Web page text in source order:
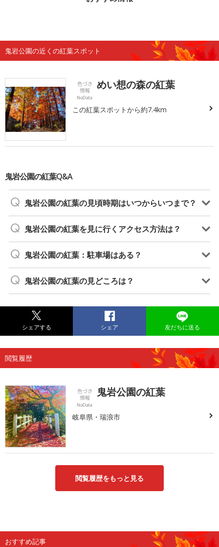
鬼岩公園の近くの紅葉スポット
めい想の森の紅葉
この紅葉スポットから約7.4km
鬼岩公園の紅葉Q&A
鬼岩公園の紅葉の見頃時期はいつからいつまで？
鬼岩公園の紅葉を見に行くアクセス方法は？
鬼岩公園の紅葉：駐車場はある？
鬼岩公園の紅葉の見どころは？
シェアする シェア 友だちに送る
閲覧履歴
鬼岩公園の紅葉
岐阜県・瑞浪市
閲覧履歴をもっと見る
おすすめ記事